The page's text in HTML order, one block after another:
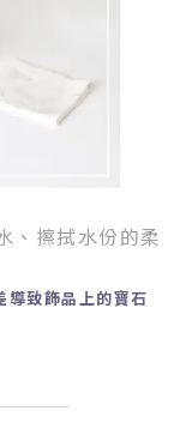
、擦拭水份的柔
導致飾品上的寶石